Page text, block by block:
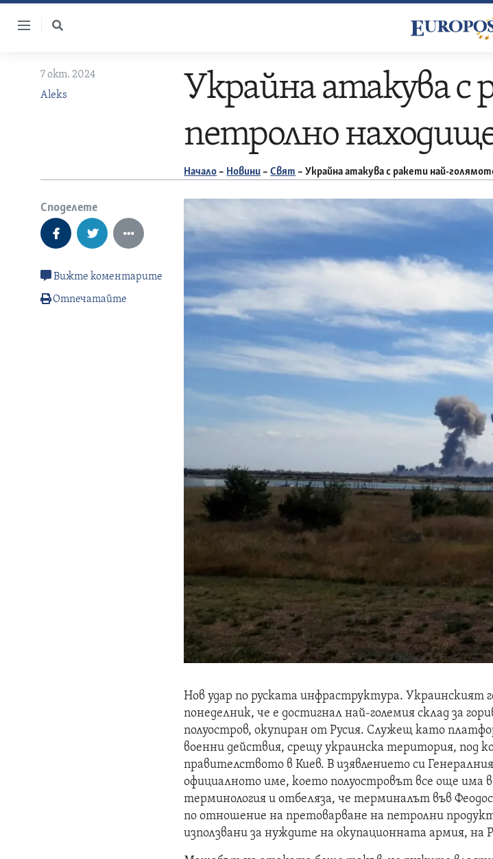
Skip
7 окт. 2024
Aleks
Украйна атакува с
петролно
Начало – Новини –Свят –Украйна атакува с ракети най-
Споделете
Вижте коментарите
Отпечатайте
Нов удар по руската инфраструктура. Украинският
понеделник, че е достигнал най-големия склад за
полуостров, окупиран от Русия. Служещ като
военни действия, срещу украинска територия, под
правителството в Киев. В изявлението си
официалното име, което полуостровът все още има
терминология и отбеляза, че терминалът във
по отношение на претоварване на петролни
използвани за нуждите на окупационната армия, на